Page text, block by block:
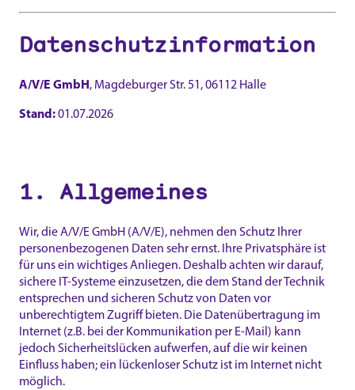
Datenschutzinformation
A/V/E GmbH, Magdeburger Str. 51, 06112 Halle
Stand:01.07.2026
1. Allgemeines
Wir, die A/V/E GmbH (A/V/E), nehmen den Schutz Ihrer
personenbezogenen Daten sehr ernst. Ihre Privatsphäre ist
für uns ein wichtiges Anliegen. Deshalb achten wir darauf,
sichere IT-Systeme einzusetzen, die dem Stand der Technik
entsprechen und sicheren Schutz von Daten vor
unberechtigtem Zugriff bieten. Die Datenübertragung im
Internet (z.B. bei der Kommunikation per E-Mail) kann
jedoch Sicherheitslücken aufwerfen, auf die wir keinen
Einfluss haben; ein lückenloser Schutz ist im Internet nicht
möglich.